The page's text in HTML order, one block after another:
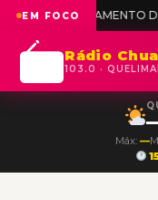
EM FOCO
DA FASE
Rádio
103.0 ·
Máx: —